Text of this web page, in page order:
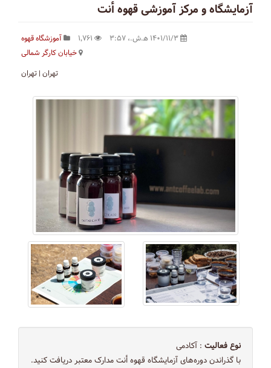
آزمایشگاه و مرکز آموزشی قهوه أنت
آموزشگاه قهوه
تهران | تهران
نوع فعالیت : آکادمی
با گذراندن دوره‌های آزمایشگاه قهوه أنت مدارک معتبر دریافت کنید.